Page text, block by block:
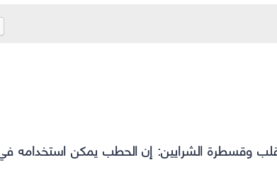
وقسطرة الشرايين: إنالحطب يمكن استخدامه
in
in
in
in